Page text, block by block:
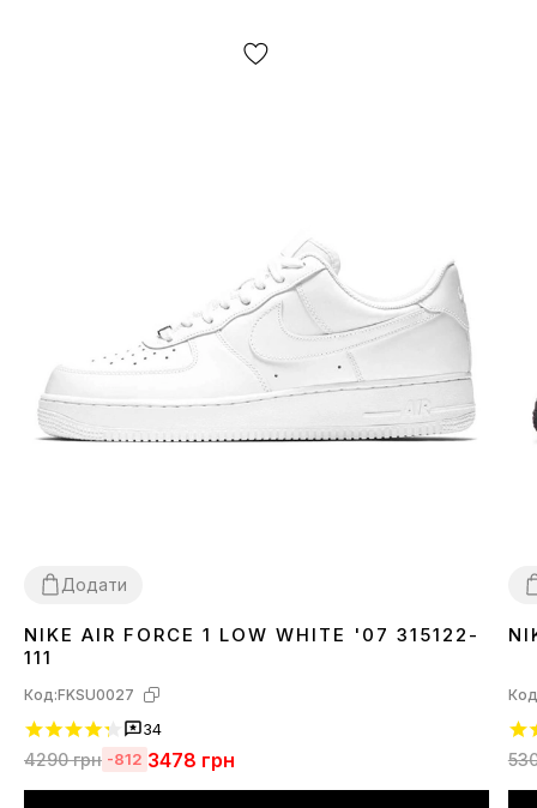
Додати
3637 38 39 40414243 444546
NIKE AIR FORCE 1 LOW WHITE '07 315122-
111
Код:FKSU0027
34
4290грн -812 3478 грн